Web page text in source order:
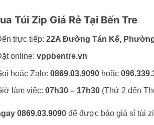
Túi Zip Giá Rẻ Tại Bến Tre
trực tiếp: 22A Đường Tán Kế,
online: vppbentre.vn
hoặc Zalo: 0869.03.9090hoặc
làm việc: 07h30 – 17h30(Thứ 2 đến
0869.03.9090để được báo giá sỉ túi